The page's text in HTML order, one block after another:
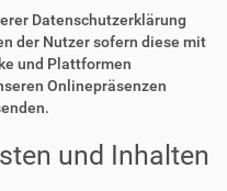
Datenschutzerklärung
der Nutzer sofern diese mit
und Plattformen
Onlinepräsenzen
und Inhalten